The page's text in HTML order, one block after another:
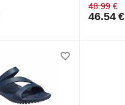
48.99 €
46.54 €